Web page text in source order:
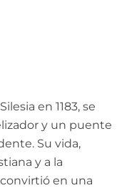
en 1183, se
y un puente
Su vida,
y a la
en una